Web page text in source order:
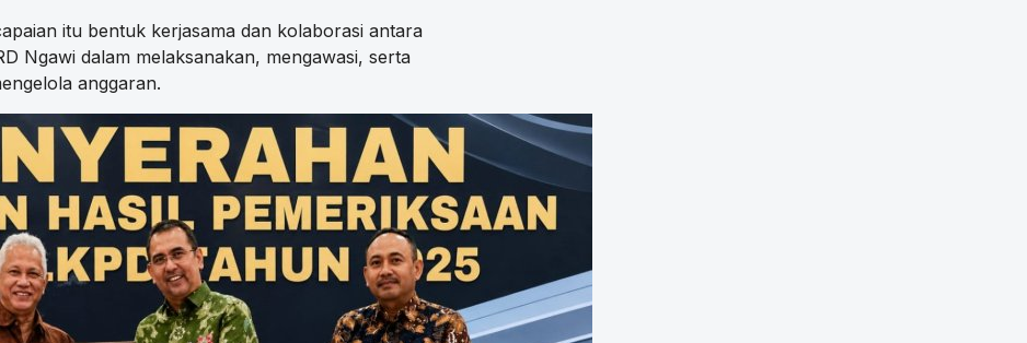
itu bentuk kerjasama dan kolaborasi antara
Ngawi dalam melaksanakan, mengawasi, serta
anggaran.